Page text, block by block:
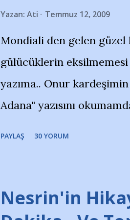
Yazan: Ati Temmuz 12, 2009
Mondiali den gelen
gülücüklerin
yazıma.. Onur
Adana" yazısını
stadı önünde yaklaşık
takımlarının Futbol
PAYLAŞ 30 YORUM
Nesrin'in